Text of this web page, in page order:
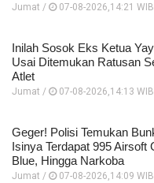
Jumat / 07-08-2026,14:21 WIB
Inilah Sosok Eks Ketua
Usai Ditemukan Ratusan
Atlet
Jumat / 07-08-2026,14:13 WIB
Geger! Polisi Temukan
Isinya Terdapat 995
Blue, Hingga Narkoba
Jumat / 07-08-2026,14:09 WIB